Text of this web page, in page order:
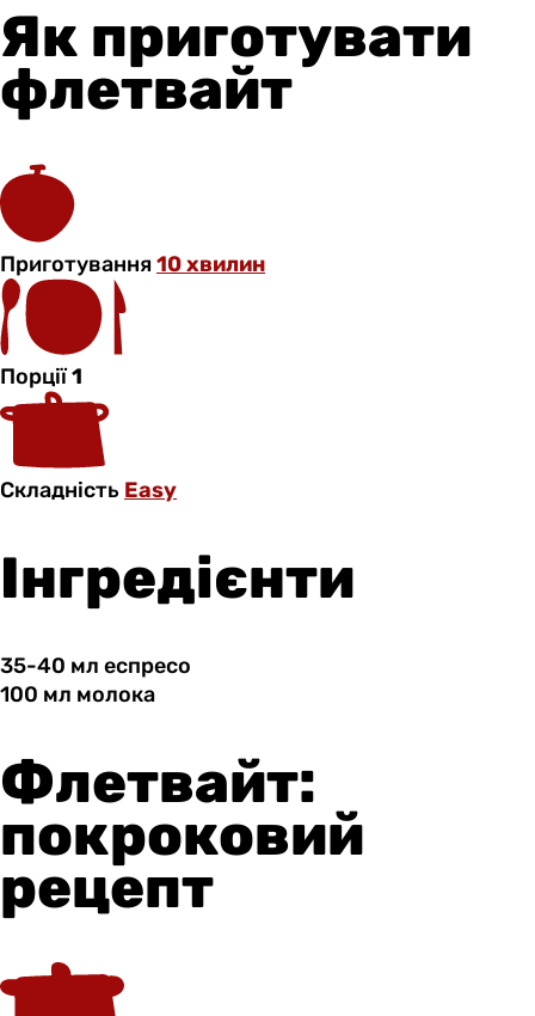
Як приготувати
флетвайт
Приготування10 хвилин
Порції1
Складність Easy
Інгредієнти
35-40 мл еспресо
100 мл молока
Флетвайт:
покроковий
рецепт